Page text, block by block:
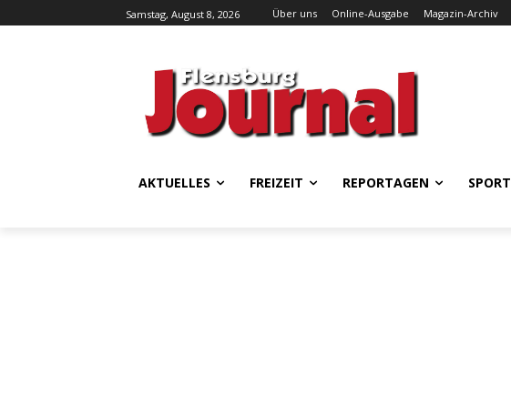
Samstag, August 8, 2026 Über uns Online-Ausgabe Magazin-Archiv
AKTUELLES FREIZEIT REPORTAGEN SPORT